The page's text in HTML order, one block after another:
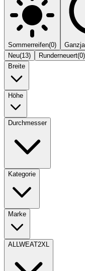
Sommerreifen(0)
Neu(13) Runderneuert(0)
Breite
Höhe
Durchmesser
Kategorie
Marke
ALLWEAT2XL